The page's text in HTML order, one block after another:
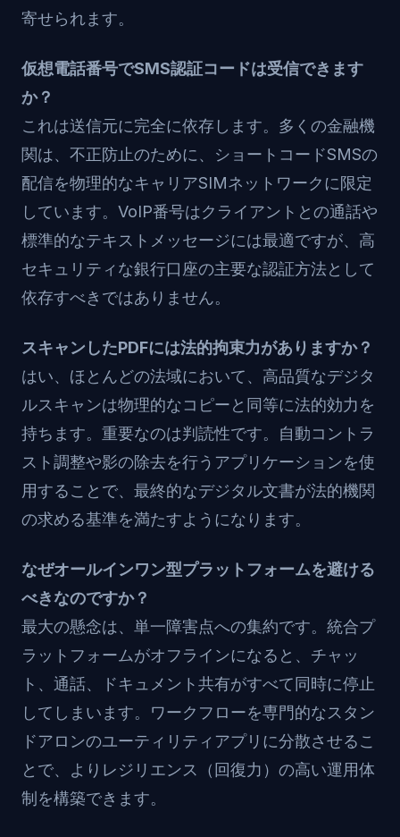
寄せられます。
仮想電話番号でSMS認証コードは受信できます
か？
これは送信元に完全に依存します。多くの金融機
関は、不正防止のために、ショートコードSMSの
配信を物理的なキャリアSIMネットワークに限定
しています。VoIP番号はクライアントとの通話や
標準的なテキストメッセージには最適ですが、高
セキュリティな銀行口座の主要な認証方法として
依存すべきではありません。
スキャンしたPDFには法的拘束力がありますか？
はい、ほとんどの法域において、高品質なデジタ
ルスキャンは物理的なコピーと同等に法的効力を
持ちます。重要なのは判読性です。自動コントラ
スト調整や影の除去を行うアプリケーションを使
用することで、最終的なデジタル文書が法的機関
の求める基準を満たすようになります。
なぜオールインワン型プラットフォームを避ける
べきなのですか？
最大の懸念は、単一障害点への集約です。統合プ
ラットフォームがオフラインになると、チャッ
ト、通話、ドキュメント共有がすべて同時に停止
してしまいます。ワークフローを専門的なスタン
ドアロンのユーティリティアプリに分散させるこ
とで、よりレジリエンス（回復力）の高い運用体
制を構築できます。